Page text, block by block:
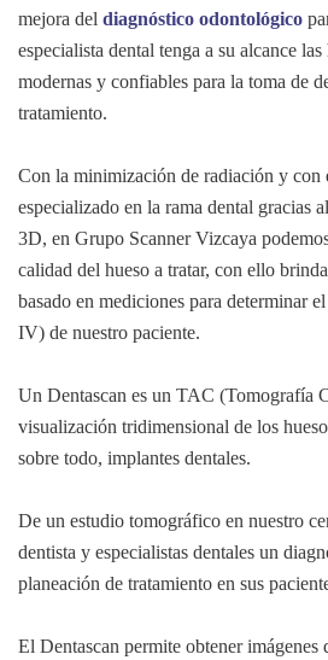
mejora del diagnóstico odontológico
especialista dental tenga a su alcance
modernas y confiables para la toma de
tratamiento.
Con la minimización de radiación y con
especializado en la rama dental gracias
3D, en Grupo Scanner Vizcaya
calidad del hueso a tratar, con ello
basado en mediciones para determinar
IV) de nuestro paciente.
Un Dentascan es un TAC (Tomografía
visualización tridimensional de los
sobre todo, implantes dentales.
De un estudio tomográfico en nuestro
dentista y especialistas dentales un
planeación de tratamiento en sus
El Dentascan permite obtener imágenes